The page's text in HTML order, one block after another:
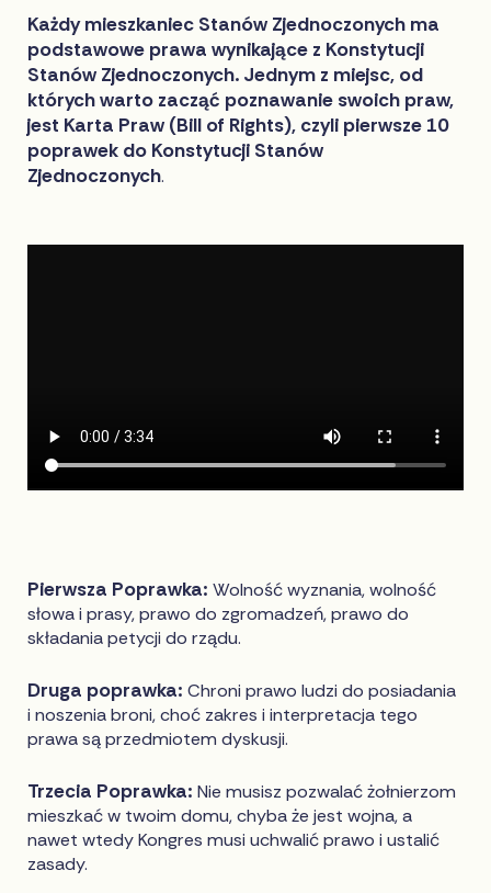
Każdy mieszkaniec Stanów Zjednoczonych ma
podstawowe prawa wynikające z Konstytucji
Stanów Zjednoczonych. Jednym z miejsc, od
których warto zacząć poznawanie swoich praw,
jest Karta Praw (Bill of Rights), czyli pierwsze 10
poprawek do Konstytucji Stanów
Zjednoczonych.
Pierwsza Poprawka:Wolność wyznania, wolność
słowa i prasy, prawo do zgromadzeń, prawo do
składania petycji do rządu.
Druga poprawka: Chroni prawo ludzi do posiadania
i noszenia broni, choć zakres i interpretacja tego
prawa są przedmiotem dyskusji.
Trzecia Poprawka: Nie musisz pozwalać żołnierzom
mieszkać w twoim domu, chyba że jest wojna, a
nawet wtedy Kongres musi uchwalić prawo i ustalić
zasady.